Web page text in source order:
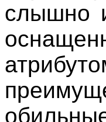
слышно